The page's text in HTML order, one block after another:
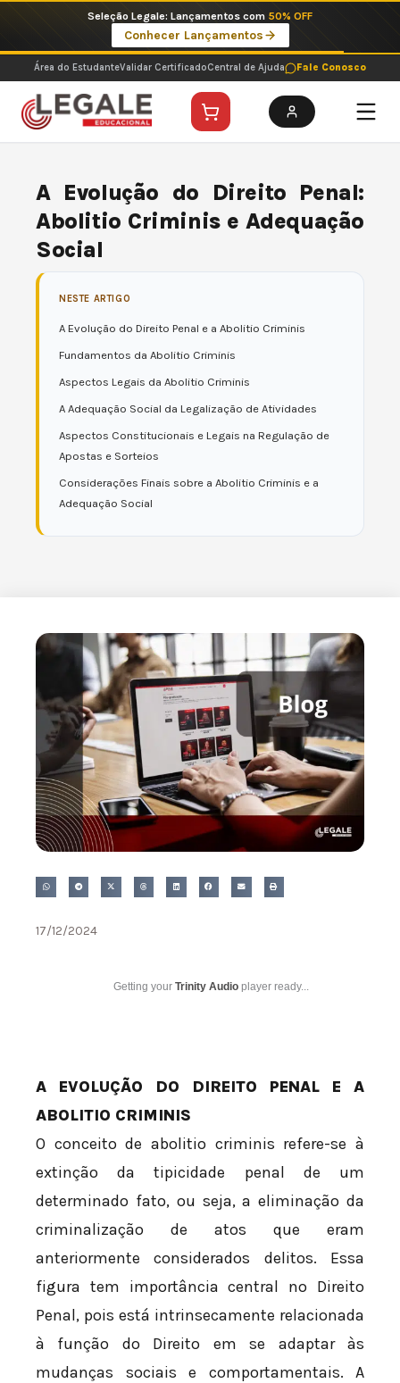
o
conteúdo
Seleção Legale: Lançamentos com 50% OFF
Conhecer Lançamentos
Área do EstudanteValidar CertificadoCentral de Ajuda Fale Conosco
A Evolução do Direito Penal:
Abolitio Criminis e Adequação
Social
NESTE ARTIGO
A Evolução do Direito Penal e a Abolitio Criminis
Fundamentos da Abolitio Criminis
Aspectos Legais da Abolitio Criminis
A Adequação Social da Legalização de Atividades
Aspectos Constitucionais e Legais na Regulação de
Apostas e Sorteios
Considerações Finais sobre a Abolitio Criminis e a
Adequação Social
17/12/2024
Getting your Trinity Audio player ready...
A EVOLUÇÃO DO DIREITO PENAL E A
ABOLITIO CRIMINIS
O conceito de abolitio criminis refere-se à
extinção da tipicidade penal de um
determinado fato, ou seja, a eliminação da
criminalização de atos que eram
anteriormente considerados delitos. Essa
figura tem importância central no Direito
Penal, pois está intrinsecamente relacionada
à função do Direito em se adaptar às
mudanças sociais e comportamentais. A